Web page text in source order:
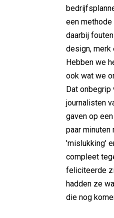
een
daarbij
design, merk
Hebben we
ook wat we
Dat
journalisten
gaven op
paar minuten
'mislukking'
compleet
feliciteerde
hadden ze
die nog